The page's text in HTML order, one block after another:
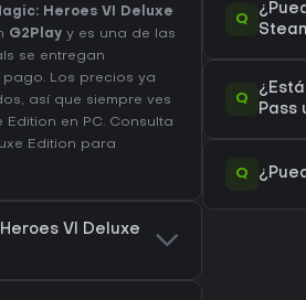
Heroes VI Deluxe
G2Play y es una de las
se entregan
Los precios ya
así que siempre ves
Edition en PC. Consulta
Edition para
VI Deluxe
Q
Q
Pass
Q